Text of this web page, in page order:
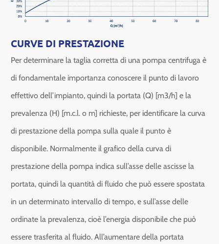
CURVE DI PRESTAZIONE
Per determinare la taglia corretta di una pompa centrifuga è
di fondamentale importanza conoscere il punto di lavoro
effettivo dell’impianto, quindi la portata (Q) [m3/h] e la
prevalenza (H) [m.c.l. o m] richieste, per identificare la curva
di prestazione della pompa sulla quale il punto è
disponibile. Normalmente il grafico della curva di
prestazione della pompa indica sull’asse delle ascisse la
portata, quindi la quantità di fluido che può essere spostata
in un determinato intervallo di tempo, e sull’asse delle
ordinate la prevalenza, cioè l’energia disponibile che può
essere trasferita al fluido. All’aumentare della portata